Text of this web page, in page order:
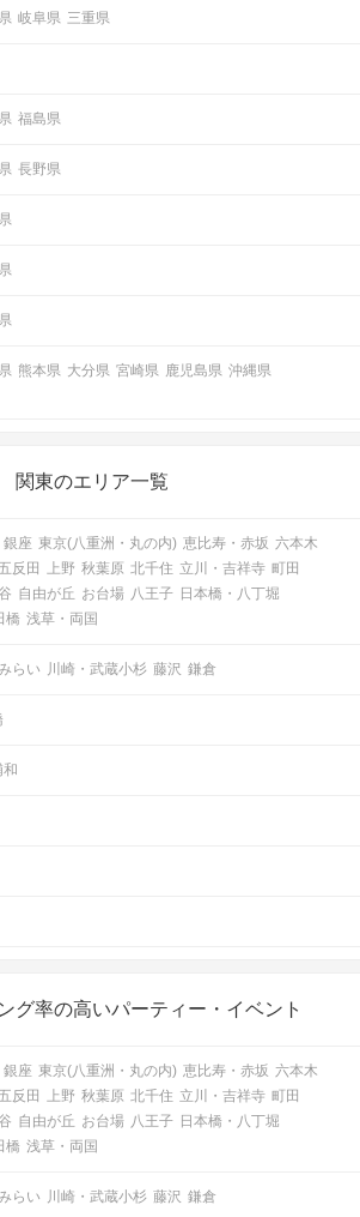
お話できるように
マップ・アクセス案内を見る
岐阜県 三重県
福島県
長野県
熊本県 大分県 宮崎県 鹿児島県 沖縄県
関東のエリア一覧
銀座 東京(八重洲・丸の内) 恵比寿・赤坂 六本木
反田 上野 秋葉原 北千住 立川・吉祥寺 町田
自由が丘 お台場 八王子 日本橋・八丁堀
橋 浅草・両国
らい 川崎・武蔵小杉 藤沢 鎌倉
和
グ率の高いパーティー・イベント
銀座 東京(八重洲・丸の内) 恵比寿・赤坂 六本木
反田 上野 秋葉原 北千住 立川・吉祥寺 町田
自由が丘 お台場 八王子 日本橋・八丁堀
橋 浅草・両国
らい 川崎・武蔵小杉 藤沢 鎌倉